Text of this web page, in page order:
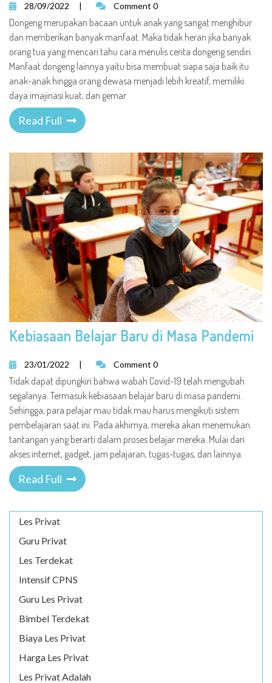
28/09/2022 | Comment 0
Dongeng merupakan bacaan untuk anak yang sangat menghibur
dan memberikan banyak manfaat. Maka tidak heran jika banyak
orang tua yang mencari tahu cara menulis cerita dongeng sendiri.
Manfaat dongeng lainnya yaitu bisa membuat siapa saja baik itu
anak-anak hingga orang dewasa menjadi lebih kreatif, memiliki
daya imajinasi kuat, dan gemar
Read Full
Kebiasaan Belajar Baru di Masa Pandemi
23/01/2022 | Comment 0
Tidak dapat dipungkiri bahwa wabah Covid-19 telah mengubah
segalanya. Termasuk kebiasaan belajar baru di masa pandemi.
Sehingga, para pelajar mau tidak mau harus mengikuti sistem
pembelajaran saat ini. Pada akhirnya, mereka akan menemukan
tantangan yang berarti dalam proses belajar mereka. Mulai dari
akses internet, gadget, jam pelajaran, tugas-tugas, dan lainnya.
Read Full
Les Privat
Guru Privat
Les Terdekat
Intensif CPNS
Guru Les Privat
Bimbel Terdekat
Biaya Les Privat
Harga Les Privat
Les Privat Adalah